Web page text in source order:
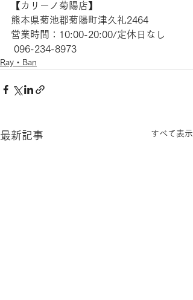
【​カリーノ菊陽店】
熊本県菊池郡菊陽町津久礼2464
営業時間：10:00-20:00/定休日なし
096-234-8973
Ray・Ban
最新記事 すべて表示